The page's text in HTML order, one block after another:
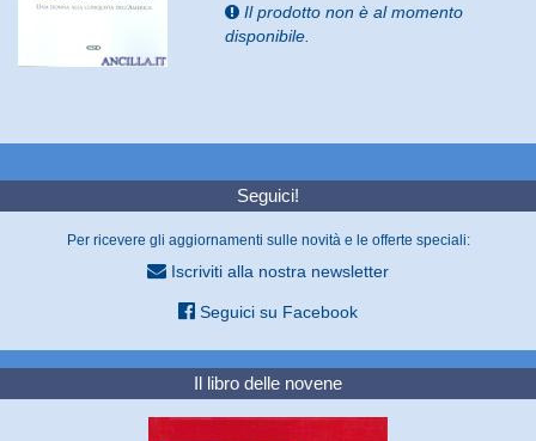
Il prodotto non è al momento
disponibile.
Seguici!
Per ricevere gli aggiornamenti sulle novità e le offerte speciali:
Iscriviti alla nostra newsletter
Seguici su Facebook
Il libro delle novene